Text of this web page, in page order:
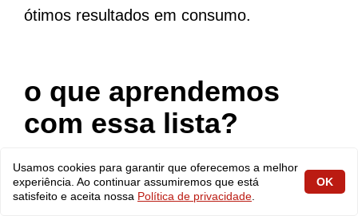
ótimos resultados em consumo.
o que aprendemos
com essa lista?
Os números revelam uma verdade que vai
além das fichas técnicas e dos anúncios
Usamos cookies para garantir que oferecemos a melhor
experiência. Ao continuar assumiremos que está
satisfeito e aceita nossa Política de privacidade
OK